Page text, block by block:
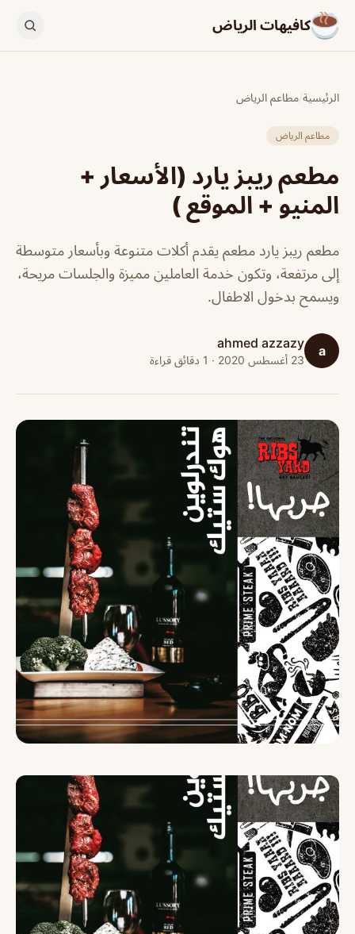
كافيهات الرياض
الرئيسية/مطاعم الرياض
مطاعم الرياض
مطعم ريبز يارد (الأسعار +
المنيو + الموقع )
مطعم ريبز يارد مطعم يقدم أكلات متنوعة وبأسعار متوسطة
إلى مرتفعة، وتكون خدمة العاملين مميزة والجلسات مريحة،
ويسمح بدخول الاطفال.
a
ahmed azzazy
23 أغسطس 2020 · 1 دقائق قراءة